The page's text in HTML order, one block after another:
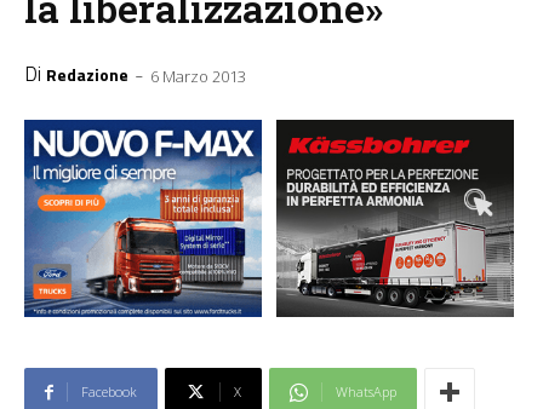
Di Redazione - 6 Marzo 2013
Facebook X WhatsApp